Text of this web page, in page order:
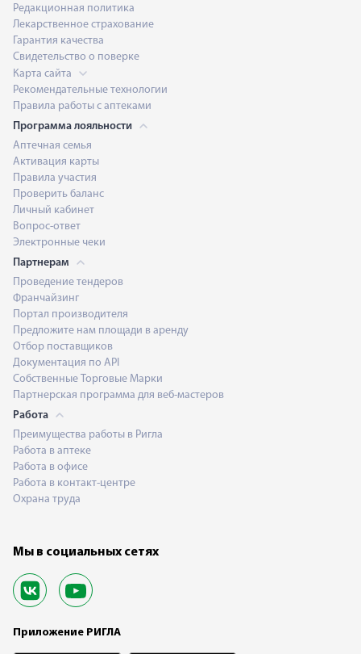
Редакционная политика
Лекарственное страхование
Гарантия качества
Свидетельство о поверке
Карта сайта
Рекомендательные технологии
Правила работы с аптеками
Программа лояльности
Аптечная семья
Активация карты
Правила участия
Проверить баланс
Личный кабинет
Вопрос-ответ
Электронные чеки
Партнерам
Проведение тендеров
Франчайзинг
Портал производителя
Предложите нам площади в аренду
Отбор поставщиков
Документация по API
Собственные Торговые Марки
Партнерская программа для веб-мастеров
Работа
Преимущества работы в Ригла
Работа в аптеке
Работа в офисе
Работа в контакт-центре
Охрана труда
Мы в социальных сетях
Приложение РИГЛА